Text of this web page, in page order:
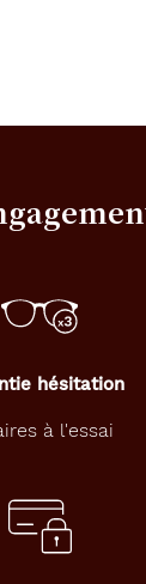
hésitation
à l'essai